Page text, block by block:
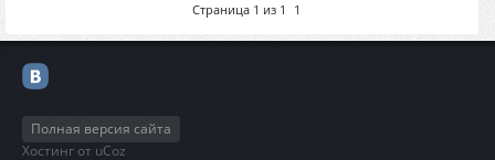
Страница 1 из 1 1
Полная версия сайта
Хостинг от uCoz